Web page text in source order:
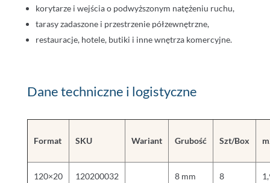
korytarze i wejścia o podwyższonym natężeniu ruchu,
tarasy zadaszone i przestrzenie półzewnętrzne,
restauracje, hotele, butiki i inne wnętrza komercyjne.
Dane techniczne i logistyczne
Format SKU Wariant Grubość Szt/Box
120×20 120200032 8 mm 8